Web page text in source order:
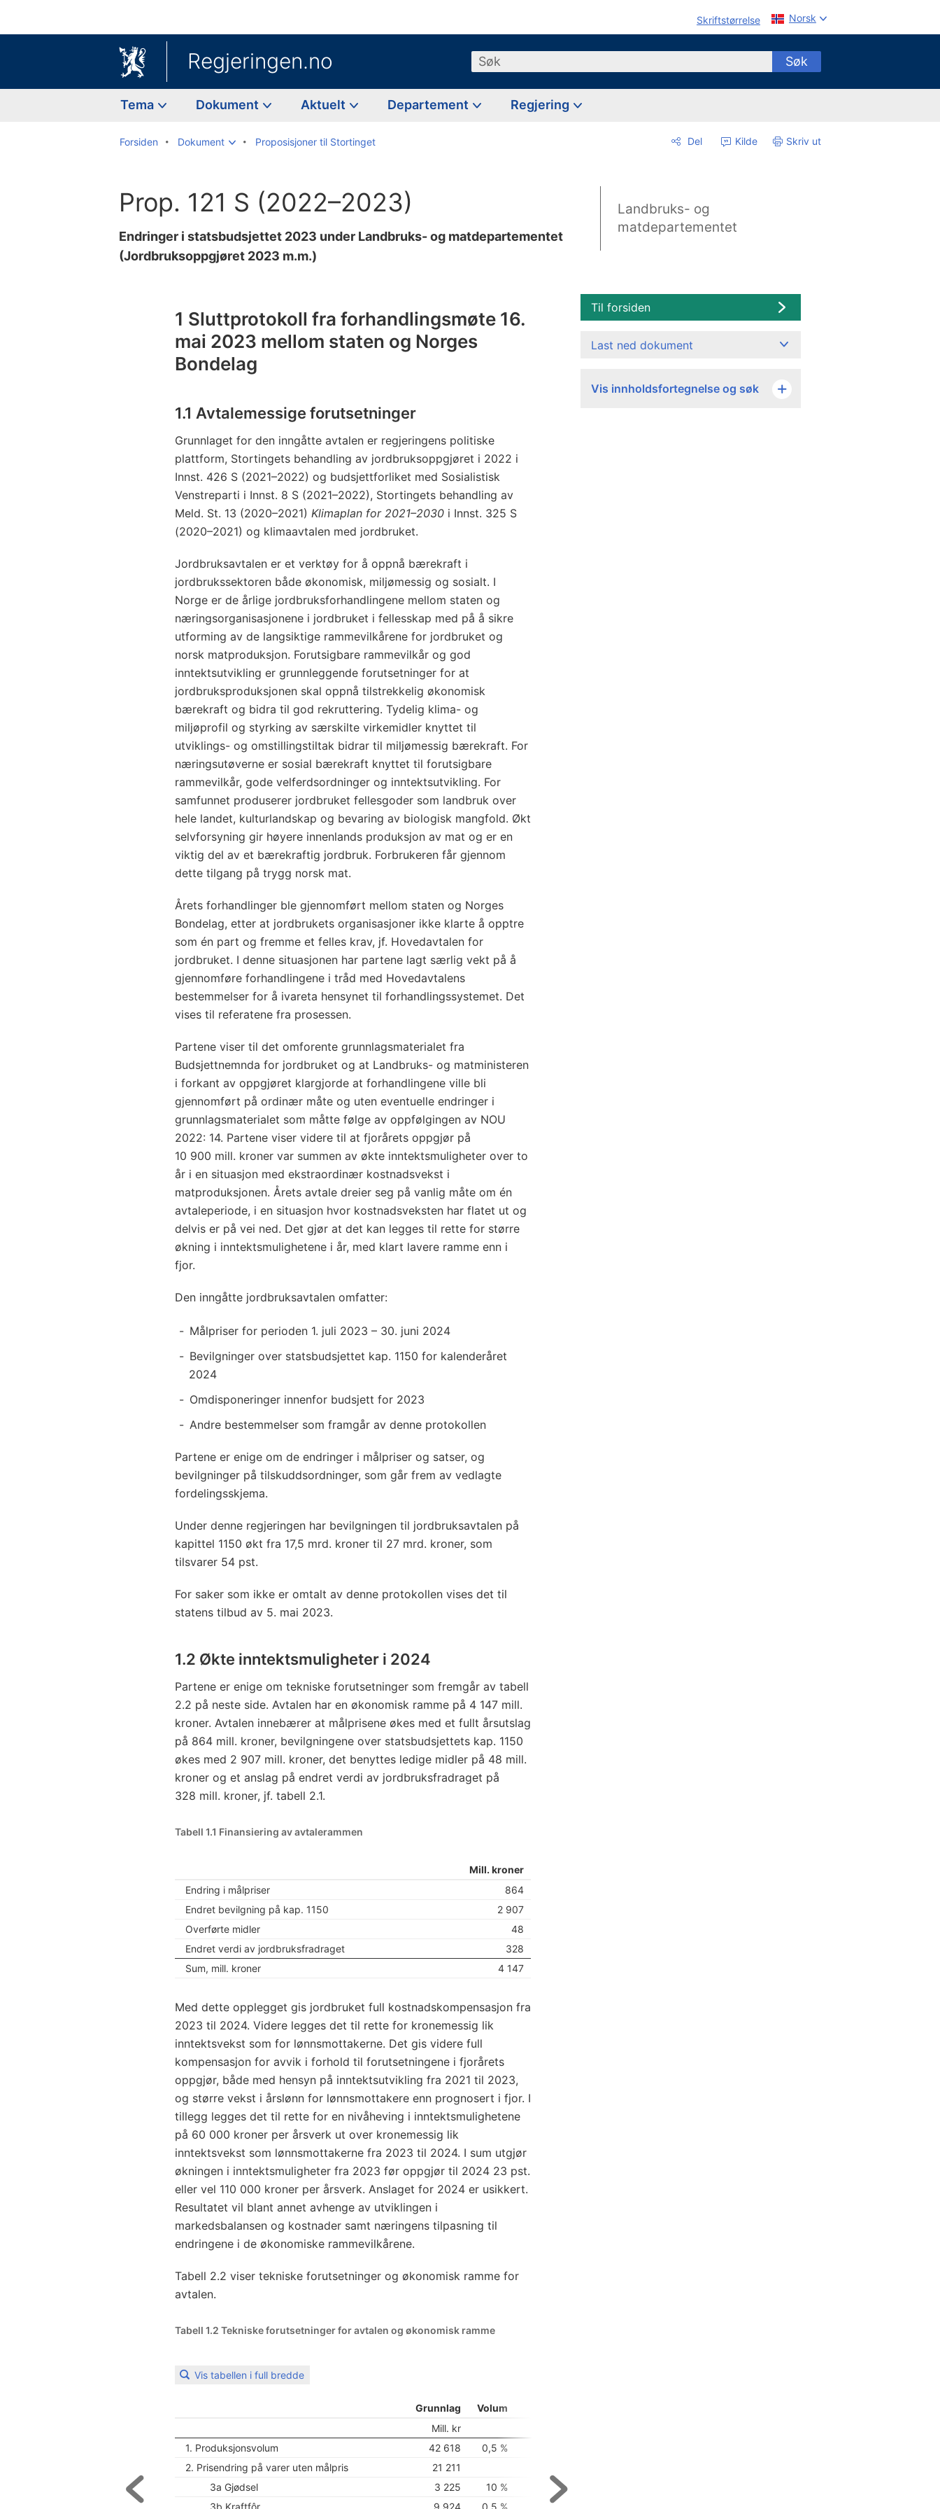
Skriftstørrelse Norsk
Regjeringen.no Søk Søk
Tema Dokument Aktuelt Departement Regjering
Forsiden Dokument Proposisjoner til Stortinget Del Kilde Skriv ut
Prop. 121 S (2022–2023)
Endringer i statsbudsjettet 2023 under Landbruks- og matdepartementet
(Jordbruksoppgjøret 2023 m.m.)
Landbruks- og
matdepartementet
1 Sluttprotokoll fra forhandlingsmøte 16.
mai 2023 mellom staten og Norges
Bondelag
1.1 Avtalemessige forutsetninger
Grunnlaget for den inngåtte avtalen er regjeringens politiske
plattform, Stortingets behandling av jordbruksoppgjøret i 2022 i
Innst. 426 S (2021–2022) og budsjettforliket med Sosialistisk
Venstreparti i Innst. 8 S (2021–2022), Stortingets behandling av
Meld. St. 13 (2020–2021) Klimaplan for 2021–2030 i Innst. 325 S
(2020–2021) og klimaavtalen med jordbruket.
Jordbruksavtalen er et verktøy for å oppnå bærekraft i
jordbrukssektoren både økonomisk, miljømessig og sosialt. I
Norge er de årlige jordbruksforhandlingene mellom staten og
næringsorganisasjonene i jordbruket i fellesskap med på å sikre
utforming av de langsiktige rammevilkårene for jordbruket og
norsk matproduksjon. Forutsigbare rammevilkår og god
inntektsutvikling er grunnleggende forutsetninger for at
jordbruksproduksjonen skal oppnå tilstrekkelig økonomisk
bærekraft og bidra til god rekruttering. Tydelig klima- og
miljøprofil og styrking av særskilte virkemidler knyttet til
utviklings- og omstillingstiltak bidrar til miljømessig bærekraft. For
næringsutøverne er sosial bærekraft knyttet til forutsigbare
rammevilkår, gode velferdsordninger og inntektsutvikling. For
samfunnet produserer jordbruket fellesgoder som landbruk over
hele landet, kulturlandskap og bevaring av biologisk mangfold. Økt
selvforsyning gir høyere innenlands produksjon av mat og er en
viktig del av et bærekraftig jordbruk. Forbrukeren får gjennom
dette tilgang på trygg norsk mat.
Årets forhandlinger ble gjennomført mellom staten og Norges
Bondelag, etter at jordbrukets organisasjoner ikke klarte å opptre
som én part og fremme et felles krav, jf. Hovedavtalen for
jordbruket. I denne situasjonen har partene lagt særlig vekt på å
gjennomføre forhandlingene i tråd med Hovedavtalens
bestemmelser for å ivareta hensynet til forhandlingssystemet. Det
vises til referatene fra prosessen.
Partene viser til det omforente grunnlagsmaterialet fra
Budsjettnemnda for jordbruket og at Landbruks- og matministeren
i forkant av oppgjøret klargjorde at forhandlingene ville bli
gjennomført på ordinær måte og uten eventuelle endringer i
grunnlagsmaterialet som måtte følge av oppfølgingen av NOU
2022: 14. Partene viser videre til at fjorårets oppgjør på
10 900 mill. kroner var summen av økte inntektsmuligheter over to
år i en situasjon med ekstraordinær kostnadsvekst i
matproduksjonen. Årets avtale dreier seg på vanlig måte om én
avtaleperiode, i en situasjon hvor kostnadsveksten har flatet ut og
delvis er på vei ned. Det gjør at det kan legges til rette for større
økning i inntektsmulighetene i år, med klart lavere ramme enn i
fjor.
Den inngåtte jordbruksavtalen omfatter:
Målpriser for perioden 1. juli 2023 – 30. juni 2024
Bevilgninger over statsbudsjettet kap. 1150 for kalenderåret
2024
Omdisponeringer innenfor budsjett for 2023
Andre bestemmelser som framgår av denne protokollen
Partene er enige om de endringer i målpriser og satser, og
bevilgninger på tilskuddsordninger, som går frem av vedlagte
fordelingsskjema.
Under denne regjeringen har bevilgningen til jordbruksavtalen på
kapittel 1150 økt fra 17,5 mrd. kroner til 27 mrd. kroner, som
tilsvarer 54 pst.
For saker som ikke er omtalt av denne protokollen vises det til
statens tilbud av 5. mai 2023.
1.2 Økte inntektsmuligheter i 2024
Partene er enige om tekniske forutsetninger som fremgår av tabell
2.2 på neste side. Avtalen har en økonomisk ramme på 4 147 mill.
kroner. Avtalen innebærer at målprisene økes med et fullt årsutslag
på 864 mill. kroner, bevilgningene over statsbudsjettets kap. 1150
økes med 2 907 mill. kroner, det benyttes ledige midler på 48 mill.
kroner og et anslag på endret verdi av jordbruksfradraget på
328 mill. kroner, jf. tabell 2.1.
Tabell 1.1 Finansiering av avtalerammen
Mill. kroner
Endring i målpriser
864
Endret bevilgning på kap. 1150
2 907
Overførte midler
48
Endret verdi av jordbruksfradraget
328
Sum, mill. kroner
4 147
Med dette opplegget gis jordbruket full kostnadskompensasjon fra
2023 til 2024. Videre legges det til rette for kronemessig lik
inntektsvekst som for lønnsmottakerne. Det gis videre full
kompensasjon for avvik i forhold til forutsetningene i fjorårets
oppgjør, både med hensyn på inntektsutvikling fra 2021 til 2023,
og større vekst i årslønn for lønnsmottakere enn prognosert i fjor. I
tillegg legges det til rette for en nivåheving i inntektsmulighetene
på 60 000 kroner per årsverk ut over kronemessig lik
inntektsvekst som lønnsmottakerne fra 2023 til 2024. I sum utgjør
økningen i inntektsmuligheter fra 2023 før oppgjør til 2024 23 pst.
eller vel 110 000 kroner per årsverk. Anslaget for 2024 er usikkert.
Resultatet vil blant annet avhenge av utviklingen i
markedsbalansen og kostnader samt næringens tilpasning til
endringene i de økonomiske rammevilkårene.
Tabell 2.2 viser tekniske forutsetninger og økonomisk ramme for
avtalen.
Tabell 1.2 Tekniske forutsetninger for avtalen og økonomisk ramme
Vis tabellen i full bredde
Grunnlag Volum
Mill. kr
1. Produksjonsvolum
42 618 0,5 %
2. Prisendring på varer uten målpris
21 211
3a Gjødsel
3 225 10 % -40 %
3b Kraftfôr
9 924 0,5 % 3,3 %
Til forsiden
Last ned dokument
Vis innholdsfortegnelse og søk